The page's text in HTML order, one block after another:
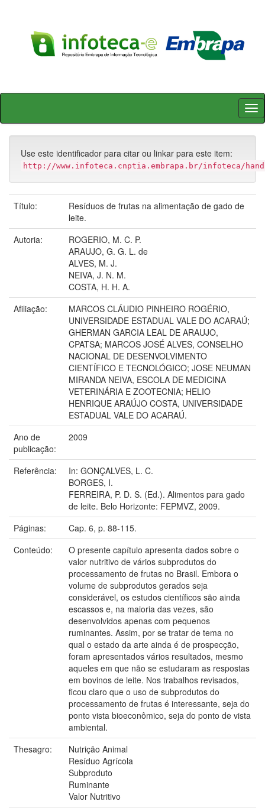
Skip
Use este identificador para citar ou linkar para este item:
http://www.infoteca.cnptia.embrapa.br/infoteca/
Título:
Resíduos de frutas na alimentação de gado de
leite.
Autoria:
ROGERIO, M. C. P.
ARAUJO, G. G. L. de
ALVES, M. J.
NEIVA, J. N. M.
COSTA, H. H. A.
Afiliação:
MARCOS CLÁUDIO PINHEIRO ROGÉRIO,
UNIVERSIDADE ESTADUAL VALE DO ACARAÚ;
GHERMAN GARCIA LEAL DE ARAUJO,
CPATSA; MARCOS JOSÉ ALVES, CONSELHO
NACIONAL DE DESENVOLVIMENTO
CIENTÍFICO E TECNOLÓGICO; JOSE NEUMAN
MIRANDA NEIVA, ESCOLA DE MEDICINA
VETERINÁRIA E ZOOTECNIA; HELIO
HENRIQUE ARAÚJO COSTA, UNIVERSIDADE
ESTADUAL VALE DO ACARAÚ.
Ano de
publicação:
2009
Referência:
In: GONÇALVES, L. C.
BORGES, I.
FERREIRA, P. D. S. (Ed.). Alimentos para gado
de leite. Belo Horizonte: FEPMVZ, 2009.
Páginas:
Cap. 6, p. 88-115.
Conteúdo:
O presente capítulo apresenta dados sobre o
valor nutritivo de vários subprodutos do
processamento de frutas no Brasil. Embora o
volume de subprodutos gerados seja
considerável, os estudos científicos são ainda
escassos e, na maioria das vezes, são
desenvolvidos apenas com pequenos
ruminantes. Assim, por se tratar de tema no
qual o estado da arte ainda é de prospecção,
foram apresentados vários resultados, mesmo
aqueles em que não se estudaram as respostas
em bovinos de leite. Nos trabalhos revisados,
ficou claro que o uso de subprodutos do
processamento de frutas é interessante, seja do
ponto vista bioeconômico, seja do ponto de vista
ambiental.
Thesagro:
Nutrição Animal
Resíduo Agrícola
Subproduto
Ruminante
Valor Nutritivo